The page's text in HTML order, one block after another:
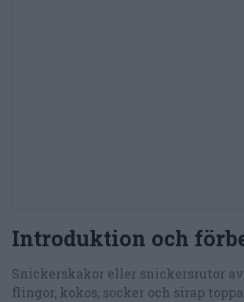
Introduktion och
Snickerskakor eller snickersrutor
flingor, kokos, socker och sirap